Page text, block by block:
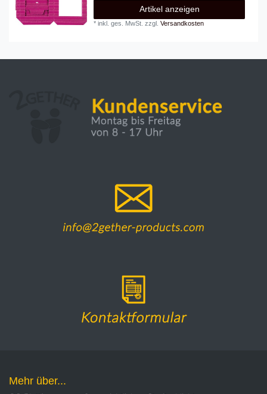
Artikel anzeigen
*inkl. ges. MwSt. zzgl.Versandkosten
Mehr über...